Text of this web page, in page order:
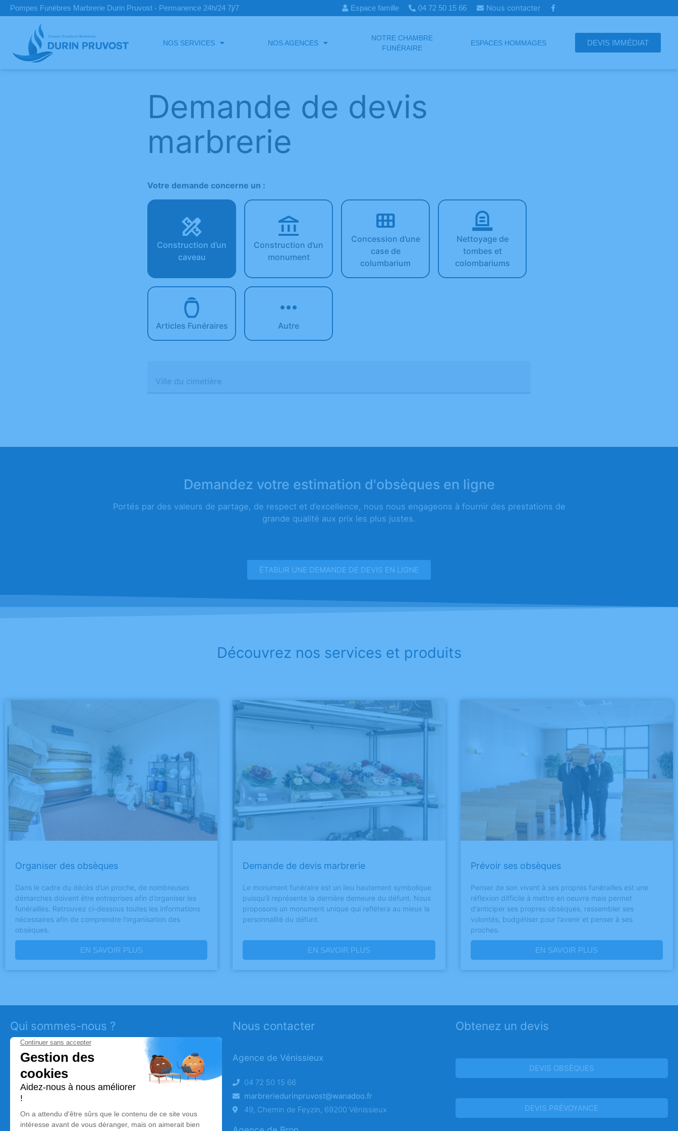
Pompes Funèbres Marbrerie Durin Pruvost - Permanence 24h/24 7j/7 Espace famille 04 72 50 15 66 Nous contacter
NOS SERVICES NOS AGENCES
NOTRE CHAMBRE
FUNÉRAIRE
ESPACES HOMMAGES DEVIS IMMÉDIAT
Demande de devis
marbrerie
Votre demande concerne un :
Construction d’un
caveau
Construction d’un
monument
Concession d’une
case de
columbarium
Nettoyage de
tombes et
colombariums
Articles Funéraires Autre
Ville du cimetière
Demandez votre estimation d'obsèques en ligne
Portés par des valeurs de partage, de respect et d’excellence, nous nous engageons à fournir des prestations de
grande qualité aux prix les plus justes.
ÉTABLIR UNE DEMANDE DE DEVIS EN LIGNE
Découvrez nos services et produits
Organiser des obsèques
Dans le cadre du décès d’un proche, de nombreuses
démarches doivent être entreprises afin d’organiser les
funérailles. Retrouvez ci-dessous toutes les informations
nécessaires afin de comprendre l’organisation des
obsèques.
EN SAVOIR PLUS
Demande de devis marbrerie
Le monument funéraire est un lieu hautement symbolique
puisqu’il représente la dernière demeure du défunt. Nous
proposons un monument unique qui reflétera au mieux la
personnalité du défunt.
EN SAVOIR PLUS
Prévoir ses obsèques
Penser de son vivant à ses propres funérailles est une
réflexion difficile à mettre en oeuvre mais permet
d’anticiper ses propres obsèques, rassembler ses
volontés, budgétiser pour l’avenir et penser à ses
proches.
EN SAVOIR PLUS
Qui sommes-nous ?
LesPompes Funèbres Marbrerie Durin Pruvost
vous
accompagnent pour organiser ou prévoir des obsèques
dans le département de la
Rhône
. C’est une équipe
impliquée à vos côtés et à votre écoute. Retrouvez-nous sur
nos agences de pompes funèbres à
proximité deBron. Prise en charge immédiate dans toute
Auvergne Rhône-Alpes.
Nous contacter
Agence de Vénissieux
04 72 50 15 66
marbreriedurinpruvost@wanadoo.fr
49, Chemin de Feyzin, 69200 Vénissieux
Obtenez un devis
DEVIS OBSÈQUES
DEVIS PRÉVOYANCE